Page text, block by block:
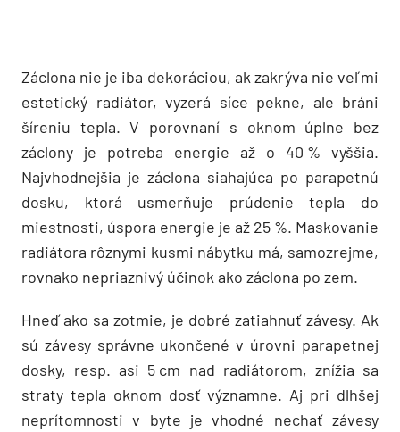
Záclona nie je iba dekoráciou, ak zakrýva nie veľmi
estetický radiátor, vyzerá síce pekne, ale bráni
šíreniu tepla. V porovnaní s oknom úplne bez
záclony je potreba energie až o 40 % vyššia.
Najvhodnejšia je záclona siahajúca po parapetnú
dosku, ktorá usmerňuje prúdenie tepla do
miestnosti, úspora energie je až 25 %. Maskovanie
radiátora rôznymi kusmi nábytku má, samozrejme,
rovnako nepriaznivý účinok ako záclona po zem.
Hneď ako sa zotmie, je dobré zatiahnuť závesy. Ak
sú závesy správne ukončené v úrovni parapetnej
dosky, resp. asi 5 cm nad radiátorom, znížia sa
straty tepla oknom dosť významne. Aj pri dlhšej
neprítomnosti v byte je vhodné nechať závesy